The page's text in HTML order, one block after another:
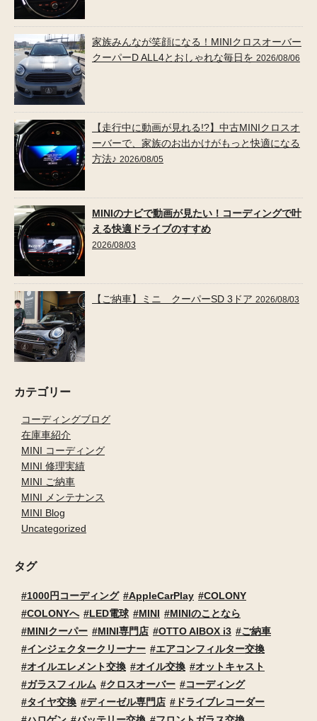
家族みんなが笑顔になる！MINIクロスオーバー
クーパーD ALL4とおしゃれな毎日を 2026/08/06
【走行中に動画が見れる!?】中古MINIクロスオ
ーバーで、家族のお出かけがもっと快適になる
方法♪ 2026/08/05
MINIのナビで動画が見たい！コーディングで叶
える快適ドライブのすすめ
2026/08/03
【ご納車】ミニ クーパーSD 3ドア 2026/08/03
カテゴリー
コーディングブログ
在庫車紹介
MINI コーディング
MINI 修理実績
MINI ご納車
MINI メンテナンス
MINI Blog
Uncategorized
タグ
1000円コーディング AppleCarPlay
COLONY
COLONYへ
LED電球 MINI
MINIのことなら
MINIクーパー
MINI専門店 OTTO AIBOX i3
ご納車
インジェクタークリーナー
エアコンフィルター交換
オイルエレメント交換
オイル交換
オットキャスト
ガラスフィルム
クロスオーバー
コーディング
タイヤ交換
ディーゼル専門店
ドライブレコーダー